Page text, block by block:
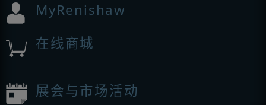
MyRenishaw
在线商城
展会与市场活动